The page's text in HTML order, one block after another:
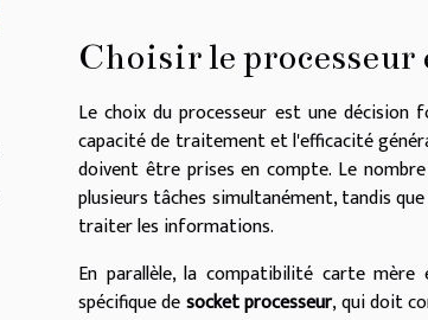
Choisir le processeur
Le choix du processeur est une décision
capacité de traitement et l'efficacité
doivent être prises en compte. Le
plusieurs tâches simultanément, tandis
traiter les informations.
En parallèle, la compatibilité carte
spécifique desocket processeur, qui doit